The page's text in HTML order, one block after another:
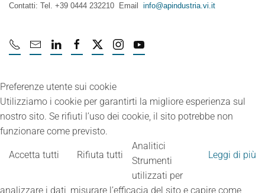
Contatti: Tel. +39 0444 232210 Email info@apindustria.vi.it
Preferenze utente sui cookie
Utilizziamo i cookie per garantirti la migliore esperienza sul
nostro sito. Se rifiuti l’uso dei cookie, il sito potrebbe non
funzionare come previsto.
Accetta tutti Rifiuta tutti Leggi di più
Analitici
Strumenti
utilizzati per
analizzare i dati, misurare l’efficacia del sito e capire come